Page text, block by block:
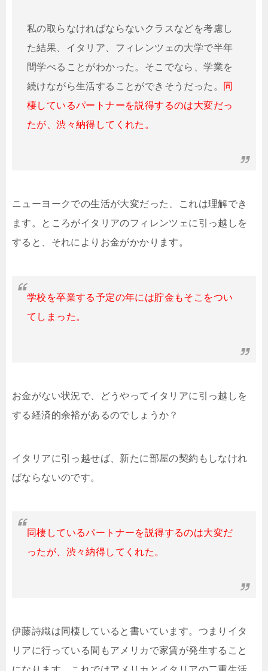
私の取らなければならないクラスなどを考慮し
た結果、イタリア、フィレンツェの大学で半年
間学べることがわかった。そこでなら、学業を
続けながら生活することができそうだった。
同
棲しているパートナーを説得するのは大変だっ
たが、渋々納得してくれた。
ニューヨークでの生活が大変だった、これは理解でき
ます。ところがイタリアのフィレンツェに引っ越しを
すると、それによりお金がかかります。
学校を卒業する予定の年には貯金もそこをつい
てしまった。
お金がない状況で、どうやってイタリアに引っ越しを
する経済的余裕があるのでしょうか？
イタリアに引っ越せば、新たに部屋の契約もしなけれ
ばならないのです。
同棲しているパートナーを説得するのは大変だ
ったが、渋々納得してくれた。
伊藤詩織は同棲していると書いています。つまりイタ
リアに行っている間もアメリカで家賃が発生すること